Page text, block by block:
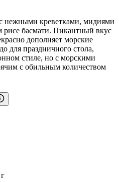
нежными креветками, мидиями
рисе басмати. Пикантный вкус
дополняет морские
для праздничного стола,
стиле, но с морскими
с обильным количеством